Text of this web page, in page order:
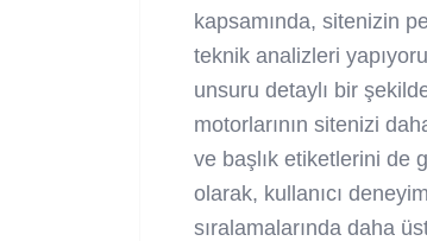
kapsamında, sitenizin
teknik analizleri
unsuru detaylı bir
motorlarının sitenizi
ve başlık etiketlerini de
olarak, kullanıcı
sıralamalarında daha